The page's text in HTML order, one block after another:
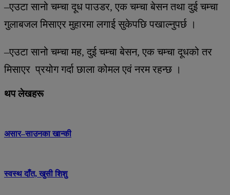
–एउटा सानो चम्चा दूध पाउडर, एक चम्चा बेसन तथा दुई चम्चा
गुलाबजल मिसाएर मुहारमा लगाई सुकेपछि पखाल्नुपर्छ ।
–एउटा सानो चम्चा मह, दुई चम्चा बेसन, एक चम्चा दूधको तर
मिसाएर प्रयोग गर्दा छाला कोमल एवं नरम रहन्छ ।
थप लेखहरू
असार–साउनका खान्की
स्वस्थ दाँत, खुसी शिशु